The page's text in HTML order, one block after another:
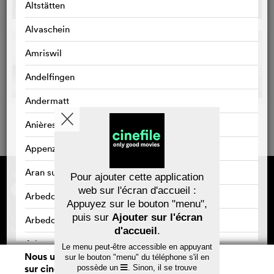
Altstätten
Alvaschein
Amriswil
Andelfingen
Andermatt
Anières
Appenzell
Aran sur Vilette
Arbedo
Arbedo-Castione
Arbon
Arlesheim
Sponsorisé par
Contact
Mentions légales
Confidentialité des données
À propos de cinefile
S'inscrire/s'abonner
Newsletter
FAQ
Bons-cadeaux
Nous utilisons des cookies. En naviguant
sur cinefile.ch, vous acceptez notre
Pour ajouter cette application
web sur l'écran d'accueil :
Appuyez sur le bouton "menu",
puis sur Ajouter sur l'écran
d'accueil.
Le menu peut-être accessible en appuyant
sur le bouton "menu" du téléphone s'il en
possède un
. Sinon, il se trouve